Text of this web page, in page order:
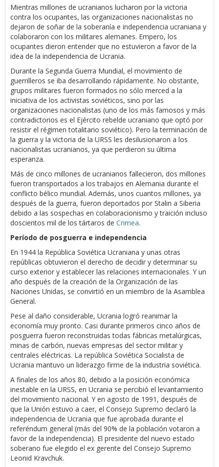
Mientras millones de ucranianos lucharon por la victoria
contra los ocupantes, las organizaciones nacionalistas no
dejaron de soñar de la soberanía e independencia ucraniana y
colaboraron con los militares alemanes. Empero, los
ocupantes dieron entender que no estuvieron a favor de la
idea de la independencia de Ucrania.
Durante la Segunda Guerra Mundial, el movimiento de
guerrilleros se iba desarrollando rápidamente. No obstante,
grupos militares fueron formados no sólo merced a la
iniciativa de los activistas soviéticos, sino por las
organizaciones nacionalistas (uno de los más famosos y más
contradictorios es el Ejército rebelde ucraniano que optó por
resistir el régimen totalitario soviético). Pero la terminación de
la guerra y la victoria de la URSS les desilusionaron a los
nacionalistas ucranianos, ya que perdieron su última
esperanza.
Más de cinco millones de ucranianos fallecieron, dos millones
fueron transportados a los trabajos en Alemania durante el
conflicto bélico mundial. Además, unos cuantos millones, ya
después de la guerra, fueron deportados por Stalin a Siberia
debido a las sospechas en colaboracionismo y traición incluso
doscientos mil de los tártaros de Crimea.
Período de posguerra e independencia
En 1944 la República Soviética Ucraniana y unas otras
repúblicas obtuvieron el derecho de decidir y determinar su
curso exterior y establecer las relaciones internacionales. Y un
año después de la creación de la Organización de las
Naciones Unidas, se convirtió en un miembro de la Asamblea
General.
Pese al daño considerable, Ucrania logró reanimar la
economía muy pronto. Casi durante primeros cinco años de
posguerra fueron reconstruidas todas fábricas metalúrgicas,
minas de carbón, nuevas empresas del sector militar y
centrales eléctricas. La república Soviética Socialista de
Ucrania mantuvo un liderazgo firme de la industria soviética.
A finales de los años 80, debido a la posición económica
inestable en la URSS, en Ucrania se percibió el levantamiento
del movimiento nacional. Y en agosto de 1991, después de
que la Unión estuvo a caer, el Consejo Supremo declaró la
independencia de Ucrania que fue aprobada durante el
referéndum general (más del 90% de la población votaron a
favor de la independencia). El presidente del nuevo estado
soberano fue elegido el ex gerente del Consejo Supremo
Leonid Kravchuk.